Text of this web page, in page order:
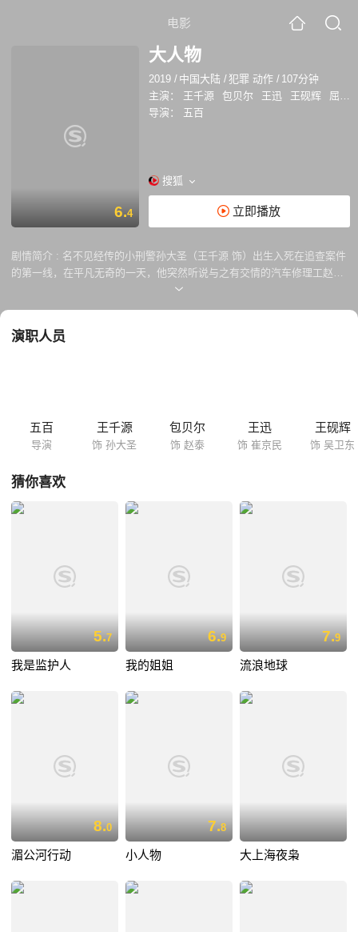
电影
6.4
大人物
2019 / 中国大陆 /犯罪 动作 / 107分钟
主演：
王千源 包贝尔 王迅 王砚辉
屈菁菁
导演：
五百
搜狐
立即播放
剧情简介 : 名不见经传的小刑警孙大圣（王千源 饰）出生入死在追查案件
的第一线，在平凡无奇的一天，他突然听说与之有交情的汽车修理工赵勇
强跳楼自杀了。赵勇强此前租住一处拆迁房，但拆迁房一夜被人强拆，他
和羞辱。在此之后，孙大圣试图调查此事，却遭到泰华集团乃至警方内部
演职人员
五百
导演
王千源
饰 孙大圣
包贝尔
饰 赵泰
王迅
饰 崔京民
王砚辉
饰 吴卫东
猜你喜欢
5.7
我是监护人
6.9
我的姐姐
7.9
流浪地球
8.0
湄公河行动
7.8
小人物 大上海夜枭